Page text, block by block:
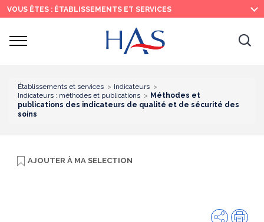
Recherche
Menu
principal
Contenu
principal
VOUS ÊTES : ÉTABLISSEMENTS ET SERVICES
Ouvrir
Établissements et services
Indicateurs
Indicateurs : méthodes et publications
Méthodes et
publications des indicateurs de qualité et de sécurité des
soins
AJOUTER À MA SELECTION
Partager